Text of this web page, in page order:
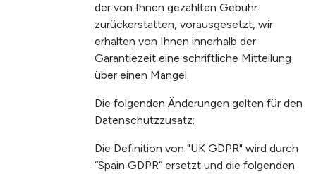
der von Ihnen gezahlten Gebühr
zurückerstatten, vorausgesetzt, wir
erhalten von Ihnen innerhalb der
Garantiezeit eine schriftliche Mitteilung
über einen Mangel.
Die folgenden Änderungen gelten für den
Datenschutzzusatz:
Die Definition von "UK GDPR" wird durch
“Spain GDPR“ ersetzt und die folgenden